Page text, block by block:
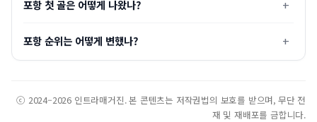
포항 첫 골은 어떻게 나왔나?
포항 순위는 어떻게 변했나?
ⓒ 2024–2026 인트라매거진. 본 콘텐츠는 저작권법의 보호를 받으며, 무단 전
재 및 재배포를 금합니다.